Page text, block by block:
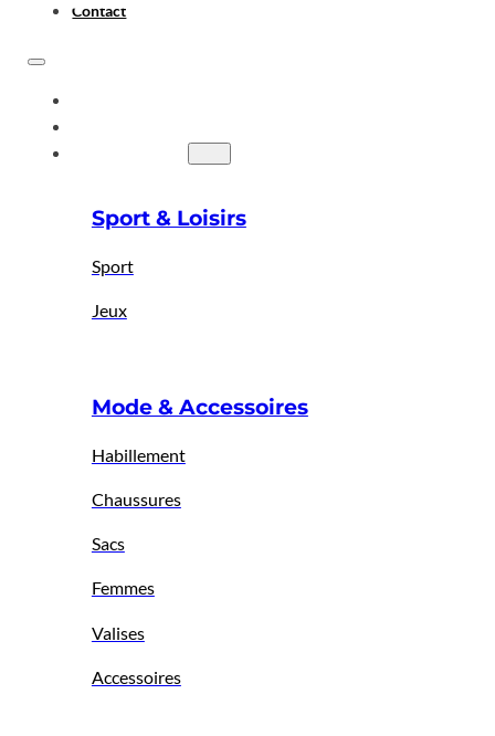
Contact
Sport & Loisirs
Sport
Jeux
Mode & Accessoires
Habillement
Chaussures
Sacs
Femmes
Valises
Accessoires